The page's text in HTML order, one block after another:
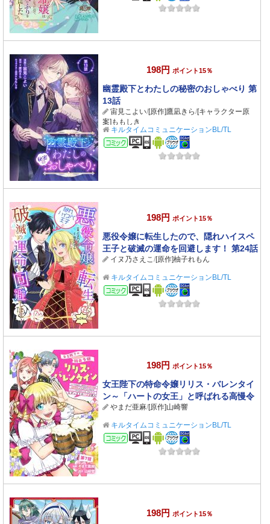
198円 ポイント15％
幽霊殿下とわたしの秘密のおしゃべり 第
13話
宙見こよい/[原作]鷹凪きら/[キャラクター原
案]ももしき
キルタイムコミュニケーションBL/TL
コミック
198円 ポイント15％
悪役令嬢に転生したので、隠れハイスペ
王子と破滅の運命を回避します！ 第24話
イヌ乃さえこ/[原作]柚子れもん
キルタイムコミュニケーションBL/TL
コミック
198円 ポイント15％
女王陛下の特命令嬢リリス・バレンタイ
ン～「ハートの女王」と呼ばれる高慢令
嬢が婚約破棄しようと王子をたぶらかす
ヒロインをスカウトしたら、よりによっ
てとびっきりのバ
やまだ亜麻/[原作]山崎響
キルタイムコミュニケーションBL/TL
コミック
198円 ポイント15％